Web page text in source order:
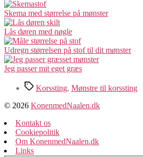
Skema med størrelse på mønster
Lås døren med nøgle
Udregn størrelsen på stof til dit mønster
Jeg passer mit eget græs
TagsKorssting, Mønstre til korssting
© 2026 KonenmedNaalen.dk
Kontakt os
Cookiepolitik
Om KonenmedNaalen.dk
Links